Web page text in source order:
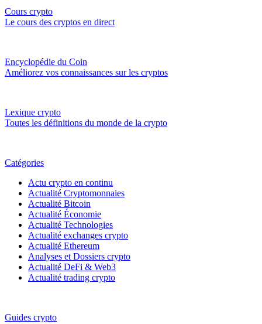
Cours crypto
Le cours des cryptos en direct
Encyclopédie du Coin
Améliorez vos connaissances sur les cryptos
Lexique crypto
Toutes les définitions du monde de la crypto
Catégories
Actu crypto en continu
Actualité Cryptomonnaies
Actualité Bitcoin
Actualité Économie
Actualité Technologies
Actualité exchanges crypto
Actualité Ethereum
Analyses et Dossiers crypto
Actualité DeFi & Web3
Actualité trading crypto
Guides crypto